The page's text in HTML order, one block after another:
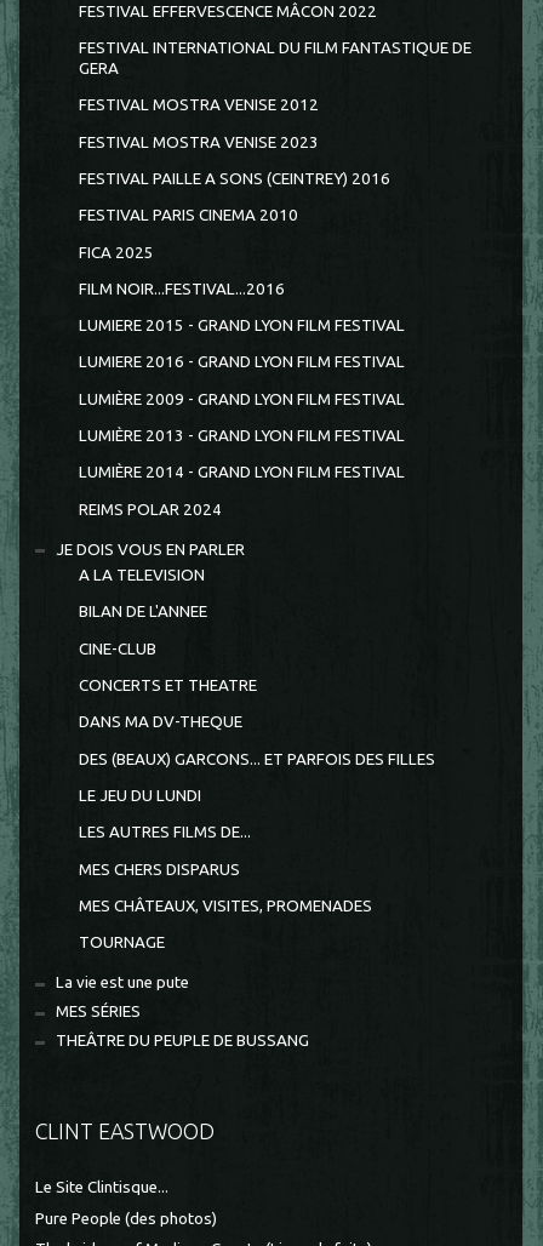
FESTIVAL EFFERVESCENCE MÂCON 2022
FESTIVAL INTERNATIONAL DU FILM FANTASTIQUE DE
GERA
FESTIVAL MOSTRA VENISE 2012
FESTIVAL MOSTRA VENISE 2023
FESTIVAL PAILLE A SONS (CEINTREY) 2016
FESTIVAL PARIS CINEMA 2010
FICA 2025
FILM NOIR...FESTIVAL...2016
LUMIERE 2015 - GRAND LYON FILM FESTIVAL
LUMIERE 2016 - GRAND LYON FILM FESTIVAL
LUMIÈRE 2009 - GRAND LYON FILM FESTIVAL
LUMIÈRE 2013 - GRAND LYON FILM FESTIVAL
LUMIÈRE 2014 - GRAND LYON FILM FESTIVAL
REIMS POLAR 2024
JE DOIS VOUS EN PARLER
A LA TELEVISION
BILAN DE L'ANNEE
CINE-CLUB
CONCERTS ET THEATRE
DANS MA DV-THEQUE
DES (BEAUX) GARCONS... ET PARFOIS DES FILLES
LE JEU DU LUNDI
LES AUTRES FILMS DE...
MES CHERS DISPARUS
MES CHÂTEAUX, VISITES, PROMENADES
TOURNAGE
La vie est une pute
MES SÉRIES
THEÂTRE DU PEUPLE DE BUSSANG
CLINT EASTWOOD
Le Site Clintisque...
Pure People (des photos)